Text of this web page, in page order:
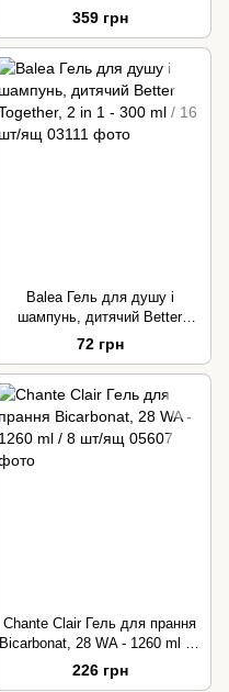
blau/grün, 2шт. - 1 шт/ящ
359 грн
Balea Гель для душу і
шампунь, дитячий Better
Together, 2 in 1 - 300 ml / 16
шт/ящ
72 грн
Chante Clair Гель для прання
Bicarbonat, 28 WA - 1260 ml / 8
шт/ящ
226 грн